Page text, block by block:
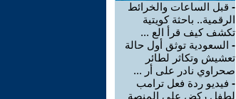
- قبل الساعات والخرائط
الرقمية.. باحثة كويتية
تكشف كيف قرأ الع ...
- السعودية توثق أول حالة
تعشيش وتكاثر لطائر
صحراوي نادر على أر ...
- فيديو ردة فعل ترامب
لطفل ركض على المنصة